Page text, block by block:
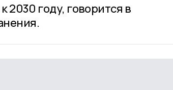
2030 году, говорится в